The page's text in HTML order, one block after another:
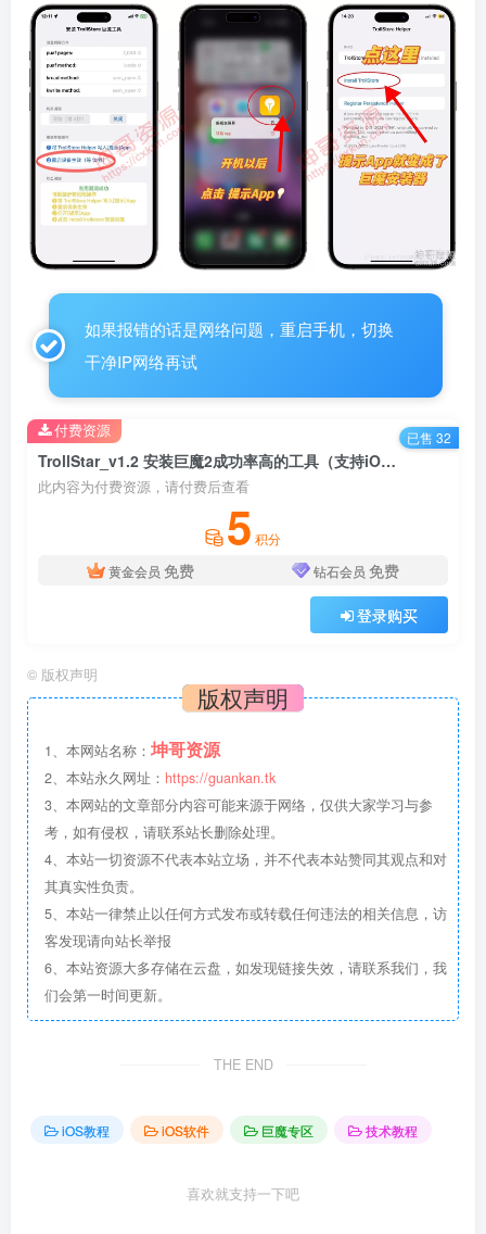
如果报错的话是网络问题，重启手机，切换
干净IP网络再试
TrollStar_v1.2 安装巨魔2成功率高的工具（支持iOS16.6.1）
此内容为付费资源，请付费后查看
5 积分
黄金会员 免费 钻石会员 免费
登录购买
付费资源 已售 32
© 版权声明
版权声明
1、本网站名称： 坤哥资源
2、本站永久网址： https://guankan.tk
3、本网站的文章部分内容可能来源于网络，仅供大家学习与参
考，如有侵权，请联系站长删除处理。
4、本站一切资源不代表本站立场，并不代表本站赞同其观点和对
其真实性负责。
5、本站一律禁止以任何方式发布或转载任何违法的相关信息，访
客发现请向站长举报
6、本站资源大多存储在云盘，如发现链接失效，请联系我们，我
们会第一时间更新。
THE END
iOS教程 iOS软件 巨魔专区 技术教程
喜欢就支持一下吧